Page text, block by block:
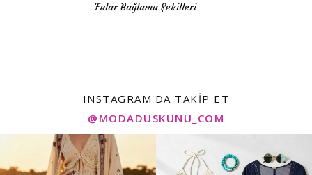
Fular Bağlama Şekilleri
INSTAGRAM'DA TAKIP ET
@MODADUSKUNU_COM